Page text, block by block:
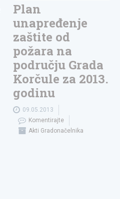
Plan
unapređenje
zaštite od
požara na
području Grada
Korčule za 2013.
godinu
09.05.2013
Komentirajte
Akti Gradonačelnika